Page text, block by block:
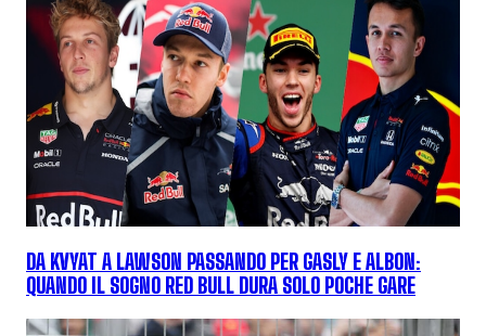
DA KVYAT A LAWSON PASSANDO PER GASLY E ALBON:
QUANDO IL SOGNO RED BULL DURA SOLO POCHE GARE